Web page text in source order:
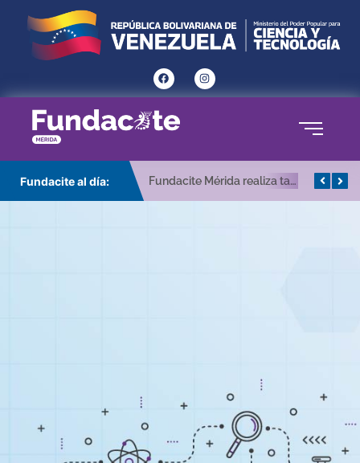
Fundacite al día: Fundacite Mérida entrega 120 kits de electrónica a estudiantes de bachillerato en Mérida.